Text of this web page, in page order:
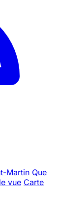
Martin Que
vue Carte